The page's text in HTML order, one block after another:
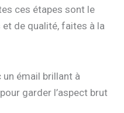
ces étapes sont le
de qualité, faites à la
émail brillant à
garder l’aspect brut